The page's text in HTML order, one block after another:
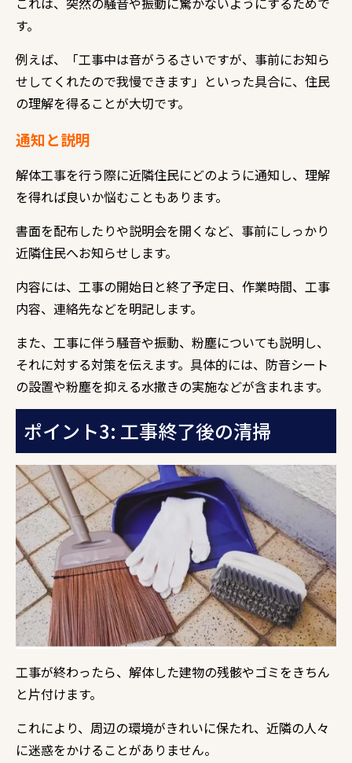
す。
例えば、「工事中は音がうるさいですが、事前にお知ら
せしてくれたので我慢できます」といった具合に、住民
の理解を得ることが大切です。
通知と説明
解体工事を行う際に近隣住民にどのように通知し、理解
を得れば良いか悩むこともあります。
書面を配布したりや説明会を開くなど、事前にしっかり
近隣住民へお知らせします。
内容には、工事の開始日と終了予定日、作業時間、工事
内容、連絡先などを明記します。
また、工事に伴う騒音や振動、粉塵についても説明し、
それに対する対策を伝えます。具体的には、防音シート
の設置や粉塵を抑える水撒きの実施などが含まれます。
ポイント3: 工事終了後の清掃
工事が終わったら、解体した建物の残骸やゴミをきちん
と片付けます。
これにより、周辺の環境がきれいに保たれ、近隣の人々
に迷惑をかけることがありません。